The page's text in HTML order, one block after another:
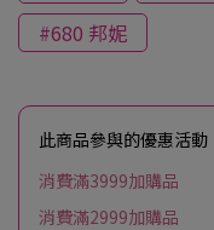
#680 邦妮
此商品參與的優惠活動
消費滿3999加購品
消費滿2999加購品